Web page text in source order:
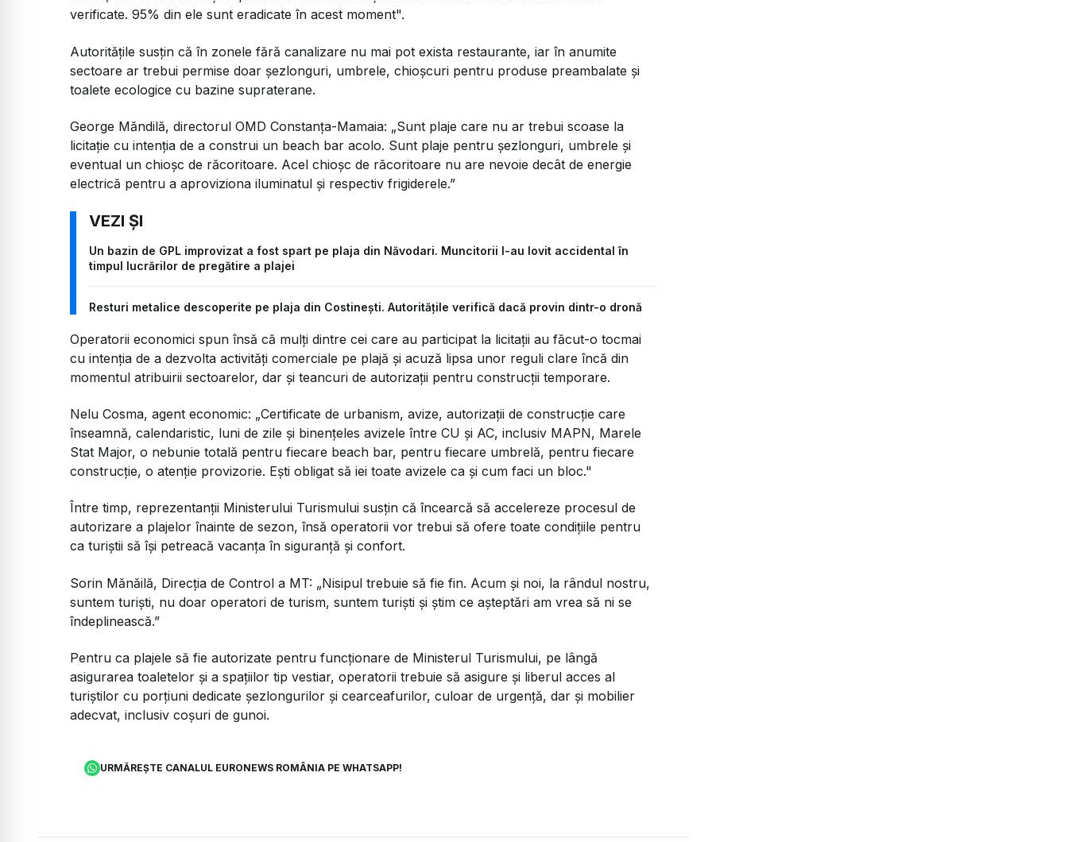
verificate. 95% din ele sunt eradicate în acest moment".
Autoritățile susțin că în zonele fără canalizare nu mai pot exista restaurante, iar în anumite
sectoare ar trebui permise doar șezlonguri, umbrele, chioșcuri pentru produse preambalate și
toalete ecologice cu bazine supraterane.
George Măndilă, directorul OMD Constanța-Mamaia: „Sunt plaje care nu ar trebui scoase la
licitaţie cu intenţia de a construi un beach bar acolo. Sunt plaje pentru şezlonguri, umbrele şi
eventual un chioşc de răcoritoare. Acel chioșc de răcoritoare nu are nevoie decât de energie
electrică pentru a aproviziona iluminatul și respectiv frigiderele.”
Un bazin de GPL improvizat a fost spart pe plaja din Năvodari. Muncitorii l-au lovit accidental în
timpul lucrărilor de pregătire a plajei
Resturi metalice descoperite pe plaja din Costinești. Autoritățile verifică dacă provin dintr-o dronă
Operatorii economici spun însă că mulți dintre cei care au participat la licitații au făcut-o tocmai
cu intenția de a dezvolta activități comerciale pe plajă și acuză lipsa unor reguli clare încă din
momentul atribuirii sectoarelor, dar și teancuri de autorizații pentru construcții temporare.
Nelu Cosma, agent economic: „Certificate de urbanism, avize, autorizații de construcție care
înseamnă, calendaristic, luni de zile și binențeles avizele între CU și AC, inclusiv MAPN, Marele
Stat Major, o nebunie totală pentru fiecare beach bar, pentru fiecare umbrelă, pentru fiecare
construcție, o atenție provizorie. Ești obligat să iei toate avizele ca și cum faci un bloc."
Între timp, reprezentanții Ministerului Turismului susțin că încearcă să accelereze procesul de
autorizare a plajelor înainte de sezon, însă operatorii vor trebui să ofere toate condițiile pentru
ca turiștii să își petreacă vacanța în siguranță și confort.
Sorin Mănăilă, Direcția de Control a MT: „Nisipul trebuie să fie fin. Acum și noi, la rândul nostru,
suntem turiști, nu doar operatori de turism, suntem turiști și știm ce așteptări am vrea să ni se
îndeplinească.”
Pentru ca plajele să fie autorizate pentru funcționare de Ministerul Turismului, pe lângă
asigurarea toaletelor și a spațiilor tip vestiar, operatorii trebuie să asigure și liberul acces al
turiștilor cu porțiuni dedicate șezlongurilor și cearceafurilor, culoar de urgență, dar și mobilier
adecvat, inclusiv coșuri de gunoi.
URMĂREȘTE CANALUL EURONEWS ROMÂNIA PE WHATSAPP!